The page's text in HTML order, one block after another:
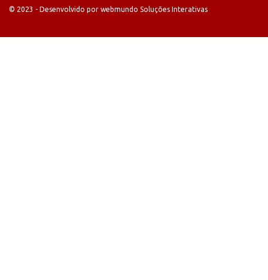
© 2023 - Desenvolvido por webmundo Soluções Interativas